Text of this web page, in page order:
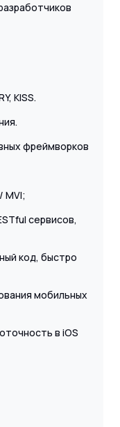
KISS.
фреймворков
MVI;
сервисов,
код, быстро
мобильных
в iOS